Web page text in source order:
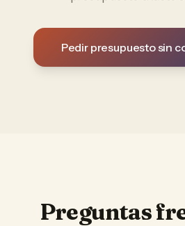
Pedir presupuesto sin
Preguntas